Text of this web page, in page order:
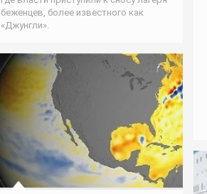
беженцев, более известного как
«Джунгли».